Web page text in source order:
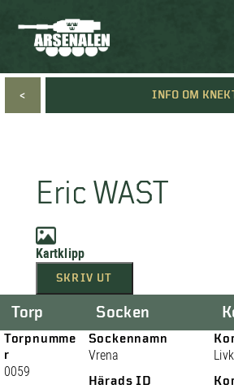
< INFO OM
Eric WAST
Kartklipp
SKRIV UT
Torp
Torpnumme
r
0059
Socken
Sockennamn
Vrena
Härads ID